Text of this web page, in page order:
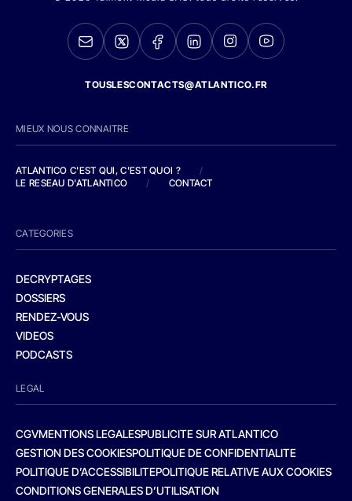
TOUSLESCONTACTS@ATLANTICO.FR
MIEUX NOUS CONNAITRE
ATLANTICO C'EST QUI, C'EST QUOI ?
/
LE RESEAU D'ATLANTICO
/ CONTACT
CATEGORIES
DECRYPTAGES
DOSSIERS
RENDEZ-VOUS
VIDEOS
PODCASTS
LEGAL
CGVMENTIONS LEGALESPUBLICITE SUR ATLANTICO
GESTION DES COOKIESPOLITIQUE DE CONFIDENTIALITE
POLITIQUE D’ACCESSIBILITEPOLITIQUE RELATIVE AUX COOKIES
CONDITIONS GENERALES D’UTILISATION